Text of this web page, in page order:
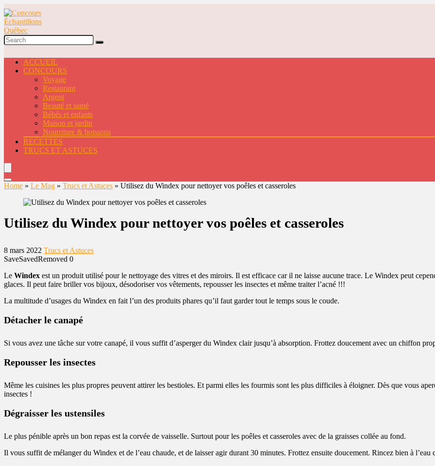
ACCUEIL
CONCOURS
Voyage
Restaurant
Argent
Beauté et santé
Bébés et enfants
Maison et jardin
Nourriture & boissons
RECETTES
TRUCS ET ASTUCES
Home » Le Mag » Trucs et Astuces » Utilisez du Windex pour nettoyer vos poêles et casseroles
Utilisez du Windex pour nettoyer vos poêles et casseroles
8 mars 2022 Trucs et Astuces
SaveSavedRemoved 0
Le Windex est un produit utilisé pour le nettoyage des vitres et des miroirs. Il est efficace car il ne laisse aucune trace. Le Windex peut
glaces. Il peut faire briller vos bijoux, désodoriser vos vêtements, repousser les insectes et même traiter l’acné !!!
La multitude d’usages du Windex en fait l’un des produits phares qu’il faut garder tout le temps sous le coude.
Détacher le canapé
Si vous avez une tâche sur votre canapé, il vous suffit d’asperger du Windex clair jusqu’à absorption. Frottez doucement avec un chiffon
Repousser les insectes
Même les cuisines les plus propres peuvent attirer les bestioles. Et parmi elles les fourmis sont les plus difficiles à éloigner. Dès que vous
insectes !
Dégraisser les ustensiles
Le plus pénible après un bon repas est la corvée de vaisselle. Surtout pour les poêles et casseroles avec de la graisses collée au fond.
Il vous suffit de mélanger du Windex et de l’eau chaude, et de laisser agir durant 30 minutes. Frottez ensuite doucement. Rincez bien à l’eau